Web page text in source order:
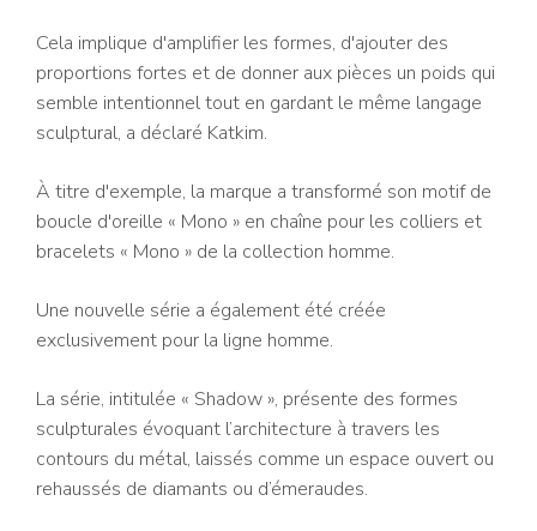
Cela implique d'amplifier les formes, d'ajouter des
proportions fortes et de donner aux pièces un poids qui
semble intentionnel tout en gardant le même langage
sculptural, a déclaré Katkim.
À titre d'exemple, la marque a transformé son motif de
boucle d'oreille « Mono » en chaîne pour les colliers et
bracelets « Mono » de la collection homme.
Une nouvelle série a également été créée
exclusivement pour la ligne homme.
La série, intitulée « Shadow », présente des formes
sculpturales évoquant l’architecture à travers les
contours du métal, laissés comme un espace ouvert ou
rehaussés de diamants ou d’émeraudes.